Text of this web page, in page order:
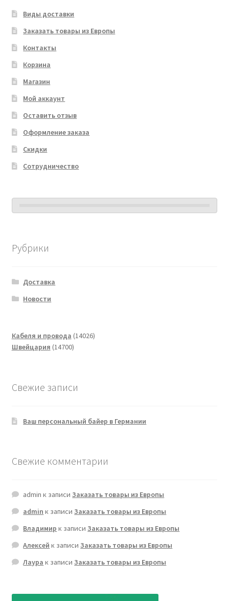
Виды доставки
Заказать товары из Европы
Контакты
Корзина
Магазин
Мой аккаунт
Оставить отзыв
Оформление заказа
Скидки
Сотрудничество
Рубрики
Доставка
Новости
Кабеля и провода 1402614026
Швейцария 1470014700
Свежие записи
Ваш персональный байер в Германии
Свежие комментарии
admin к записиЗаказать товары из Европы
admin к записиЗаказать товары из Европы
Владимир к записиЗаказать товары из Европы
Алексей к записиЗаказать товары из Европы
Лаура к записиЗаказать товары из Европы